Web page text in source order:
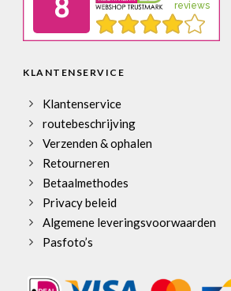
KLANTENSERVICE
Klantenservice
routebeschrijving
Verzenden & ophalen
Retourneren
Betaalmethodes
Privacy beleid
Algemene leveringsvoorwaarden
Pasfoto’s